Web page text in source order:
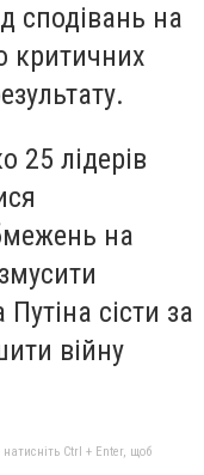
сподівань на
критичних
25 лідерів
на
сісти за
війну
Ctrl + Enter, щоб